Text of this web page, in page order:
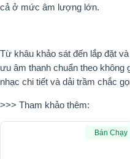
cả ở mức âm lượng lớn.
Từ khâu khảo sát đến lắp đặt
ưu âm thanh chuẩn theo không
nhạc chi tiết và dải trầm chắc
>>> Tham khảo thêm:
Bán Chạy